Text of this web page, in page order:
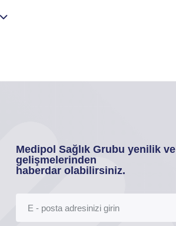
Medipol Sağlık Grubu yenilik ve
gelişmelerinden
haberdar olabilirsiniz.